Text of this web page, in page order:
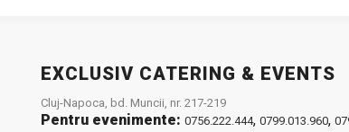
EXCLUSIV CATERING & EVENTS
Cluj-Napoca, bd. Muncii, nr. 217-219
Pentru evenimente: 0756.222.444, 0799.013.960,